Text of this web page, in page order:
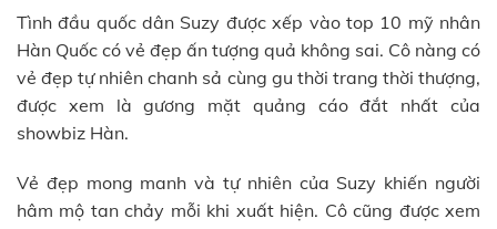
Tình đầu quốc dân Suzy được xếp vào top 10 mỹ nhân
Hàn Quốc có vẻ đẹp ấn tượng quả không sai. Cô nàng có
vẻ đẹp tự nhiên chanh sả cùng gu thời trang thời thượng,
được xem là gương mặt quảng cáo đắt nhất của
showbiz Hàn.
Vẻ đẹp mong manh và tự nhiên của Suzy khiến người
hâm mộ tan chảy mỗi khi xuất hiện. Cô cũng được xem